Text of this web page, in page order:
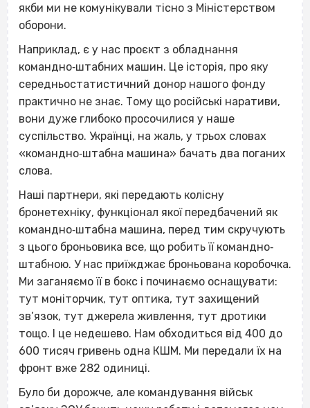
якби ми не комунікували тісно з Міністерством
оборони.
Наприклад, є у нас проєкт з обладнання
командно‐штабних машин. Це історія, про яку
середньостатистичний донор нашого фонду
практично не знає. Тому що російські наративи,
вони дуже глибоко просочилися у наше
суспільство. Українці, на жаль, у трьох словах
«командно‐штабна машина» бачать два поганих
слова.
Наші партнери, які передають колісну
бронетехніку, функціонал якої передбачений як
командно‐штабна машина, перед тим скручують
з цього броньовика все, що робить її командно‐
штабною. У нас приїжджає броньована коробочка.
Ми заганяємо її в бокс і починаємо оснащувати:
тут моніторчик, тут оптика, тут захищений
зв’язок, тут джерела живлення, тут дротики
тощо. І це недешево. Нам обходиться від 400 до
600 тисяч гривень одна КШМ. Ми передали їх на
фронт вже 282 одиниці.
Було би дорожче, але командування військ